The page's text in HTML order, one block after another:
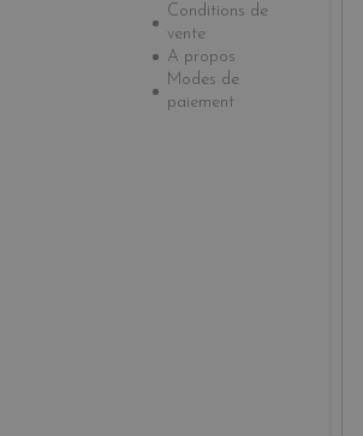
Conditions de
vente
A propos
Modes de
paiement